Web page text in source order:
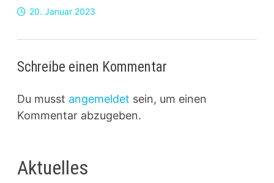
20. Januar 2023
Schreibe einen Kommentar
Du musst angemeldet sein, um einen
Kommentar abzugeben.
Aktuelles